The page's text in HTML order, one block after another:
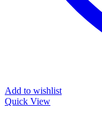
Add to wishlist
Quick View